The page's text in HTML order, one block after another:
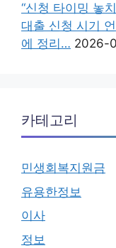
“신청 타이밍 놓
대출 신청 시기
에 정리… 2026-
카테고리
민생회복지원금
유용한정보
이사
정보